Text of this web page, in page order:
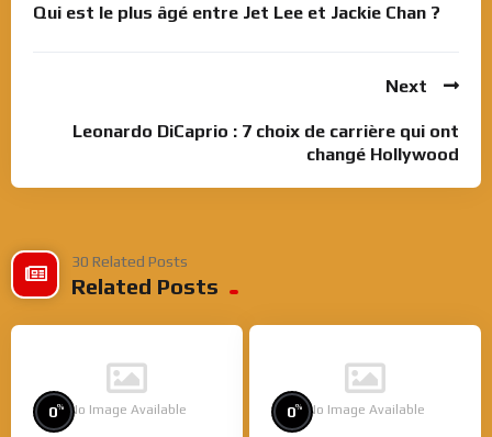
Qui est le plus âgé entre Jet Lee et Jackie Chan ?
Next
Leonardo DiCaprio : 7 choix de carrière qui ont
changé Hollywood
30 Related Posts
Related Posts
No Image Available
0% No Image Available
0%